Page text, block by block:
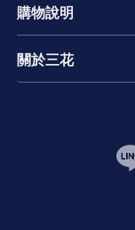
購物說明
關於三花